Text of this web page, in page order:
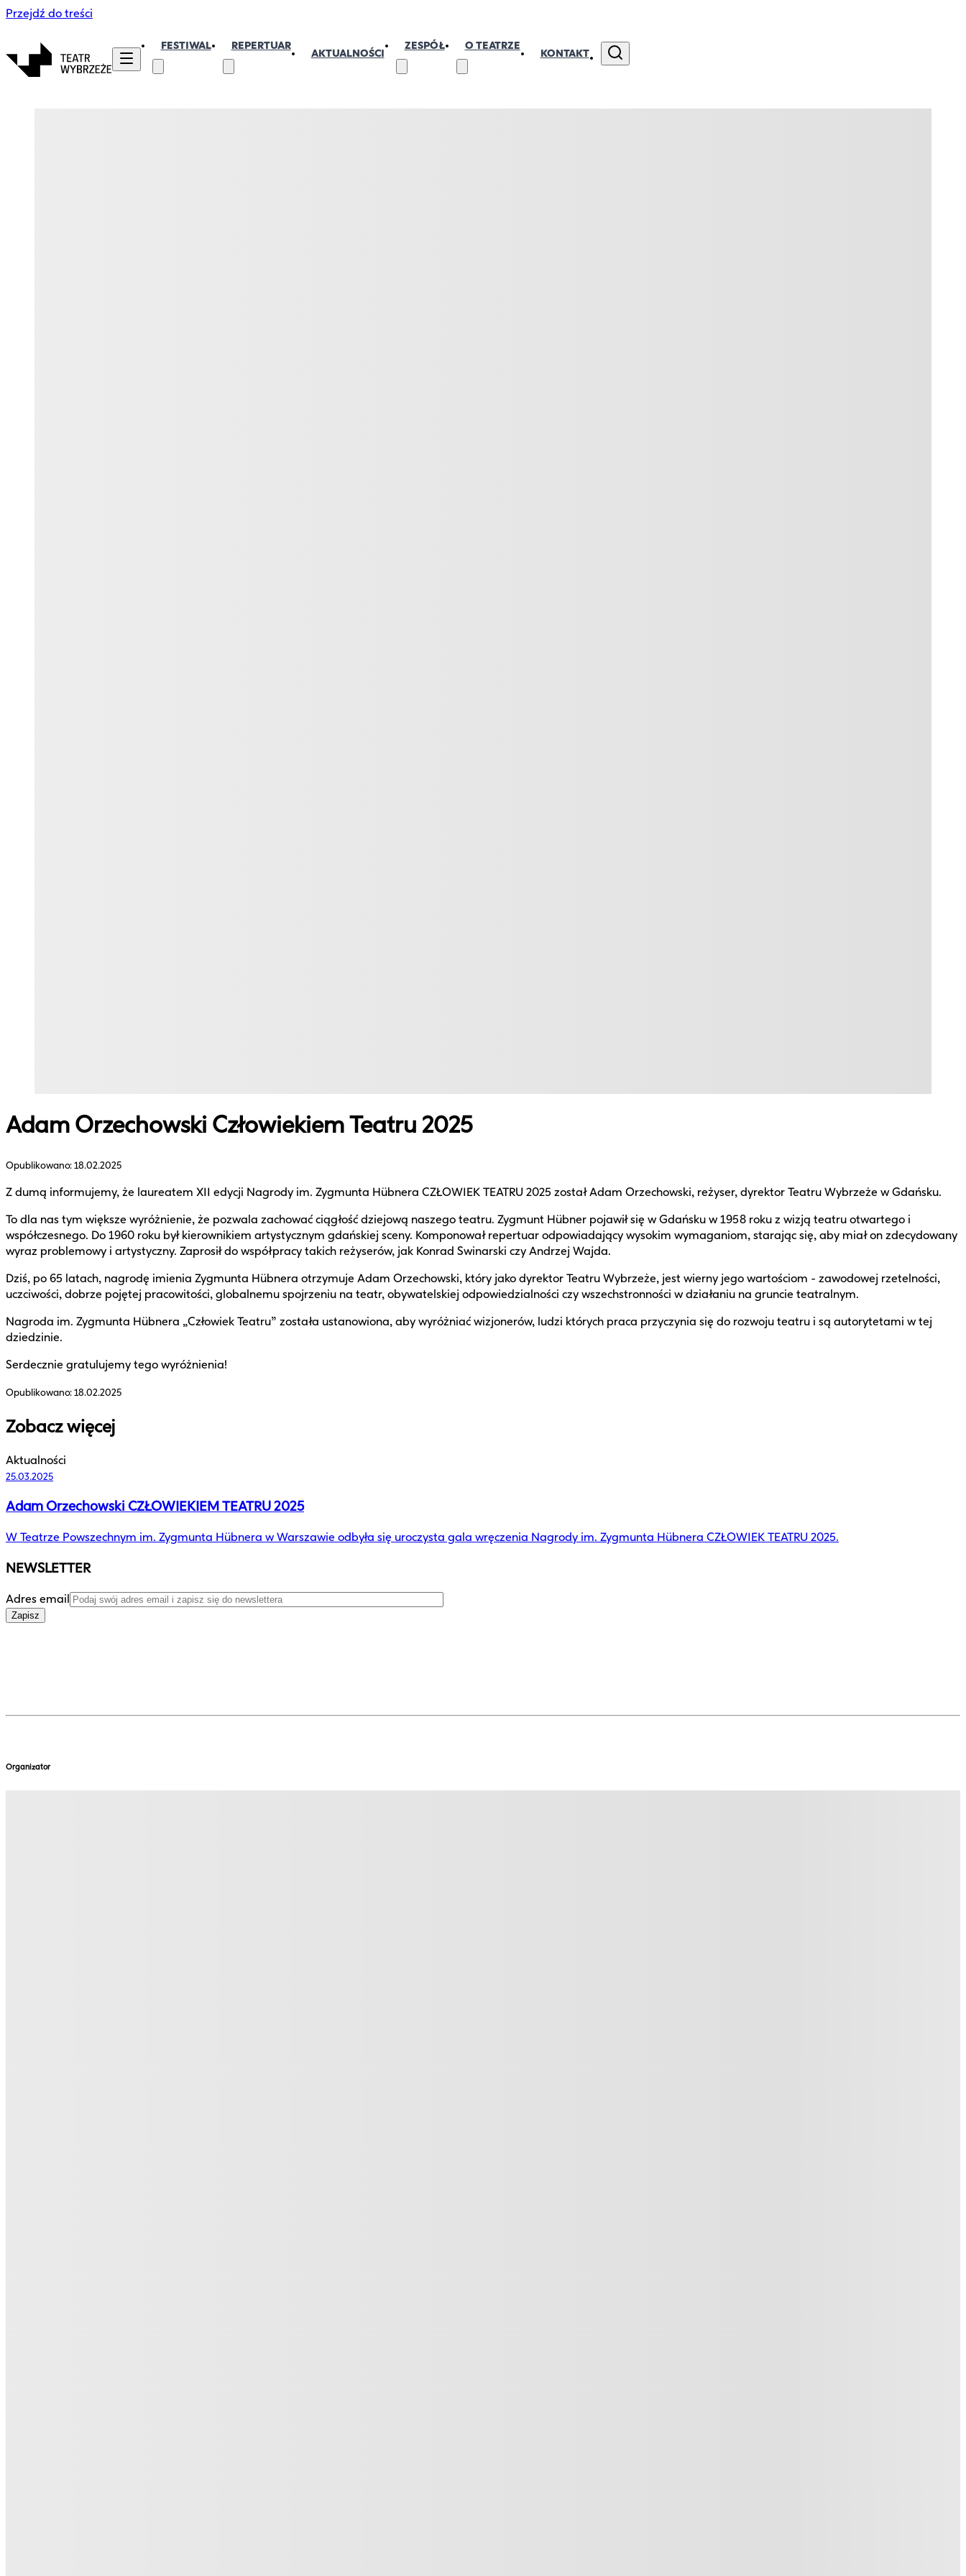
Przejdź do treści
FESTIWAL REPERTUAR
AKTUALNOŚCI
ZESPÓŁ O TEATRZE
KONTAKT
Adam Orzechowski Człowiekiem Teatru 2025
Opublikowano:18.02.2025
Z dumą informujemy, że laureatem XII edycji Nagrody im. Zygmunta Hübnera CZŁOWIEK TEATRU 2025 został Adam Orzechowski, reżyser, dyrektor Teatru Wybrzeże w Gdańsku.
To dla nas tym większe wyróżnienie, że pozwala zachować ciągłość dziejową naszego teatru. Zygmunt Hübner pojawił się w Gdańsku w 1958 roku z wizją teatru otwartego i
współczesnego. Do 1960 roku był kierownikiem artystycznym gdańskiej sceny. Komponował repertuar odpowiadający wysokim wymaganiom, starając się, aby miał on zdecydowany
wyraz problemowy i artystyczny. Zaprosił do współpracy takich reżyserów, jak Konrad Swinarski czy Andrzej Wajda.
Dziś, po 65 latach, nagrodę imienia Zygmunta Hübnera otrzymuje Adam Orzechowski, który jako dyrektor Teatru Wybrzeże, jest wierny jego wartościom - zawodowej rzetelności,
uczciwości, dobrze pojętej pracowitości, globalnemu spojrzeniu na teatr, obywatelskiej odpowiedzialności czy wszechstronności w działaniu na gruncie teatralnym.
Nagroda im. Zygmunta Hübnera „Człowiek Teatru” została ustanowiona, aby wyróżniać wizjonerów, ludzi których praca przyczynia się do rozwoju teatru i są autorytetami w tej
dziedzinie.
Serdecznie gratulujemy tego wyróżnienia!
Opublikowano:18.02.2025
Zobacz więcej
Aktualności
25.03.2025
Adam Orzechowski CZŁOWIEKIEM TEATRU 2025
W Teatrze Powszechnym im. Zygmunta Hübnera w Warszawie odbyła się uroczysta gala wręczenia Nagrody im. Zygmunta Hübnera CZŁOWIEK TEATRU 2025.
NEWSLETTER
Adres email
Zapisz
Organizator